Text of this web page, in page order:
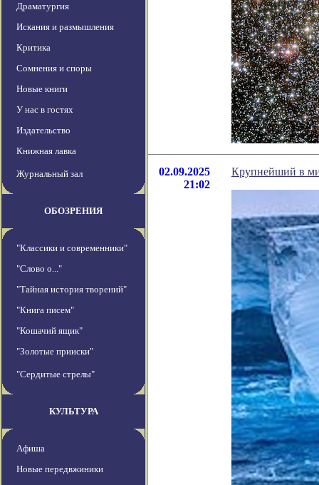
Драматургия
Искания и размышления
Критика
Сомнения и споры
Новые книги
У нас в гостях
Издательство
Книжная лавка
Журнальный зал
ОБОЗРЕНИЯ
"Классики и современники"
"Слово о..."
"Тайная история творений"
"Книга писем"
"Кошачий ящик"
"Золотые прииски"
"Сердитые стрелы"
КУЛЬТУРА
Афиша
Новые передвжиники
02.09.2025
21:02
Крупнейший в